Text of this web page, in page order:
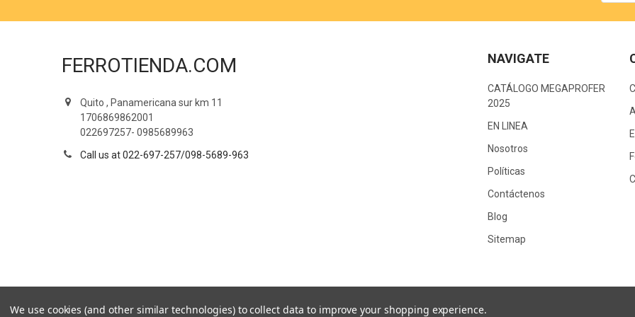
FERROTIENDA.COM
Quito , Panamericana sur km 11
1706869862001
022697257- 0985689963
Call us at 022-697-257/098-5689-963
NAVIGATE
CATÁLOGO MEGAPROFER
2025
EN LINEA
Nosotros
Políticas
Contáctenos
Blog
Sitemap
©2026Ferrotienda.com.
We use cookies (and other similar technologies) to collect data to improve your shopping experience.